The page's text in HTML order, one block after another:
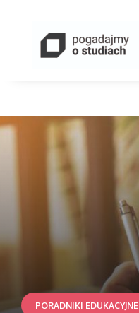
PORADNIKI EDUKACYJNE